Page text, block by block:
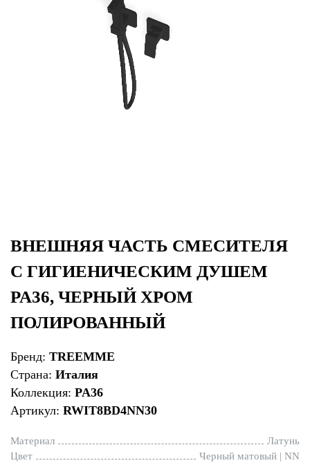
ВНЕШНЯЯ ЧАСТЬ СМЕСИТЕЛЯ
С ГИГИЕНИЧЕСКИМ ДУШЕМ
PA36, ЧЕРНЫЙ ХРОМ
ПОЛИРОВАННЫЙ
Бренд: TREEMME
Страна: Италия
Коллекция: PA36
Артикул: RWIT8BD4NN30
Материал
Латунь
Цвет
Черный матовый | NN